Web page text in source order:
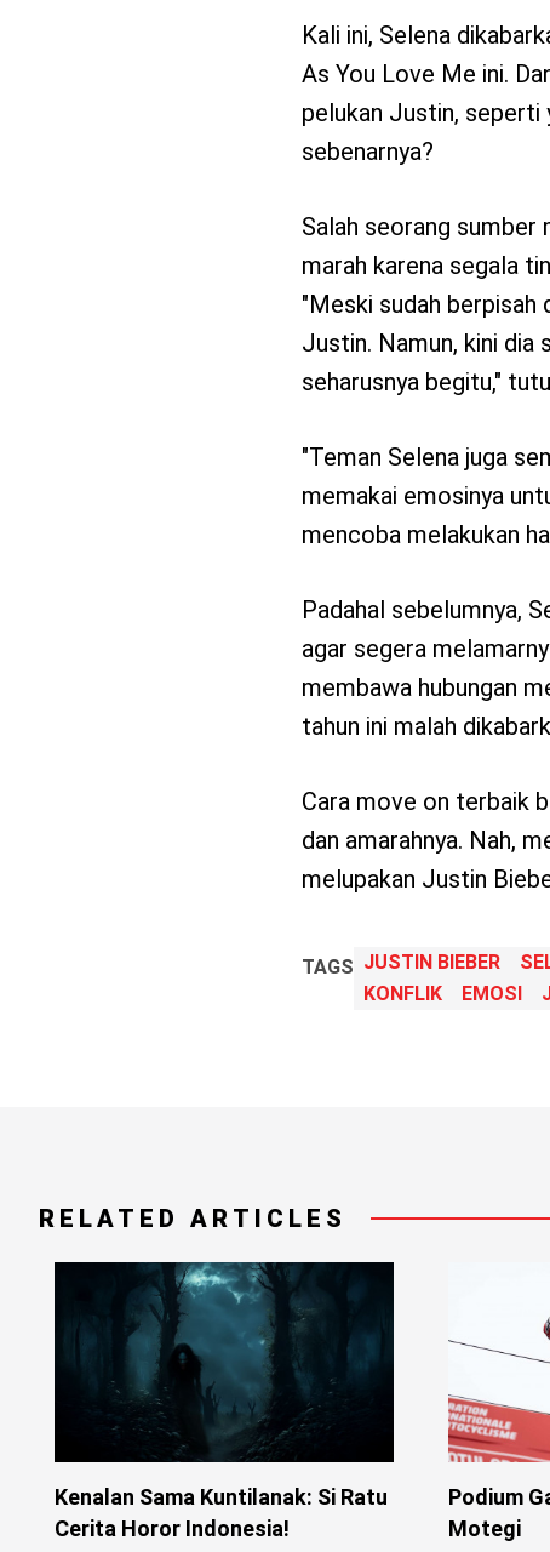
Kali ini, Selena
As You Love Me ini.
pelukan Justin, seperti
sebenarnya?
Salah seorang sumber
marah karena segala
"Meski sudah berpisah
Justin. Namun, kini dia
seharusnya begitu,"
"Teman Selena juga
memakai emosinya
mencoba melakukan
Padahal sebelumnya,
agar segera
membawa hubungan
tahun ini malah
Cara move on terbaik
dan amarahnya. Nah,
melupakan Justin
TAGS JUSTIN BIEBER
KONFLIK
EMOSI
RELATED ARTICLES
Kenalan Sama Kuntilanak: Si Ratu
Cerita Horor Indonesia!
Podium
Motegi